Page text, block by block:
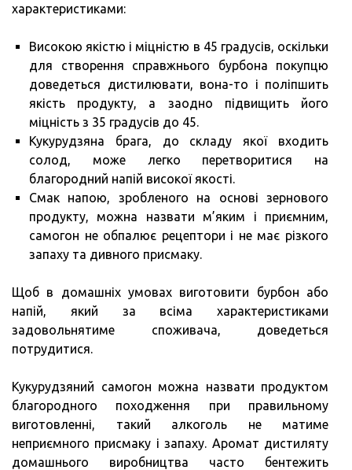
характеристиками:
Високою якістю і міцністю в 45 градусів, оскільки
для створення справжнього бурбона покупцю
доведеться дистилювати, вона-то і поліпшить
якість продукту, а заодно підвищить його
міцність з 35 градусів до 45.
Кукурудзяна брага, до складу якої входить
солод, може легко перетворитися на
благородний напій високої якості.
Смак напою, зробленого на основі зернового
продукту, можна назвати м’яким і приємним,
самогон не обпалює рецептори і не має різкого
запаху та дивного присмаку.
Щоб в домашніх умовах виготовити бурбон або
напій, який за всіма характеристиками
задовольнятиме споживача, доведеться
потрудитися.
Кукурудзяний самогон можна назвати продуктом
благородного походження при правильному
виготовленні, такий алкоголь не матиме
неприємного присмаку і запаху. Аромат дистиляту
домашнього виробництва часто бентежить